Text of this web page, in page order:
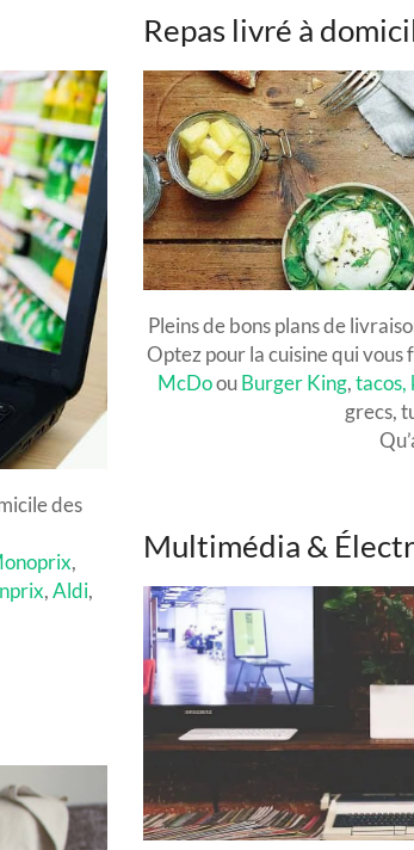
des
,
,Aldi,
Repas livré à
Pleins de bons plans de
Optez pour la cuisine qui
McDoouBurger King,tacos,
grecs,
Multimédia &